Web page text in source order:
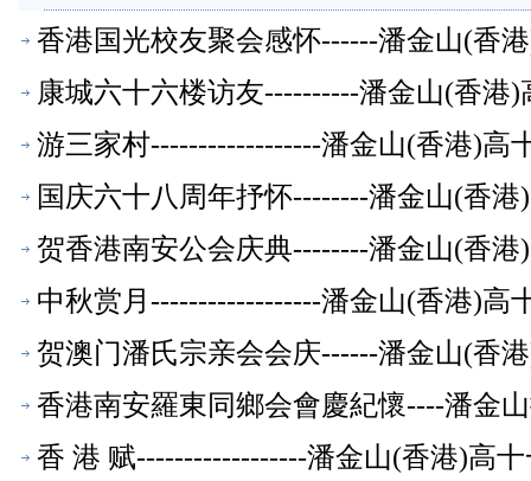
香港国光校友聚会感怀------潘金山(香
康城六十六楼访友----------潘金山(香港
游三家村------------------潘金山(香港)高
国庆六十八周年抒怀--------潘金山(香
贺香港南安公会庆典--------潘金山(香
中秋赏月------------------潘金山(香港)高
贺澳门潘氏宗亲会会庆------潘金山(香
香港南安羅東同鄉会會慶紀懷----潘金
香 港 赋------------------潘金山(香港)高